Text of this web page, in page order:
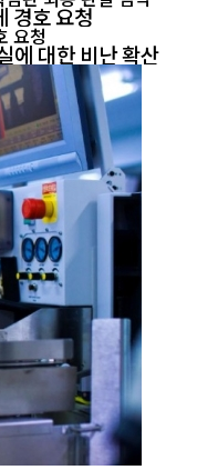
경호 요청
에 대한 비난 확산